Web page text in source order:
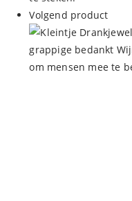
Volgend product